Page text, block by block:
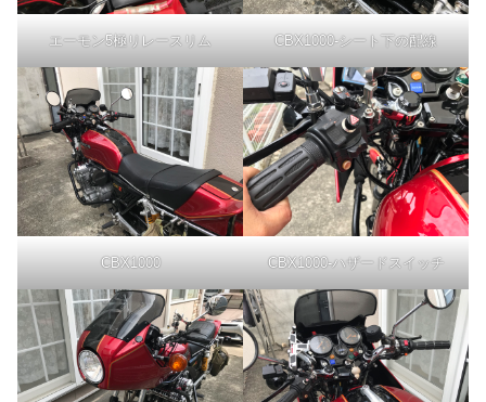
エーモン5極リレースリム CBX1000-シート下の配線
CBX1000 CBX1000-ハザードスイッチ